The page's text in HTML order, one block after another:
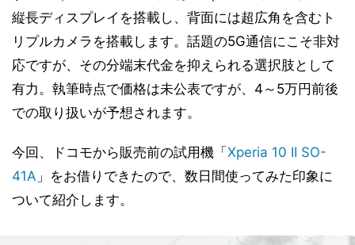
縦長ディスプレイを搭載し、背面には超広角を含むト
リプルカメラを搭載します。話題の5G通信にこそ非対
応ですが、その分端末代金を抑えられる選択肢として
有力。執筆時点で価格は未公表ですが、4～5万円前後
での取り扱いが予想されます。
今回、ドコモから販売前の試用機「 Xperia 10 II SO-
41A 」をお借りできたので、数日間使ってみた印象に
ついて紹介します。